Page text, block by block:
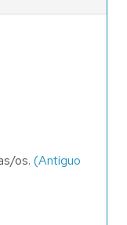
os. (Antiguo